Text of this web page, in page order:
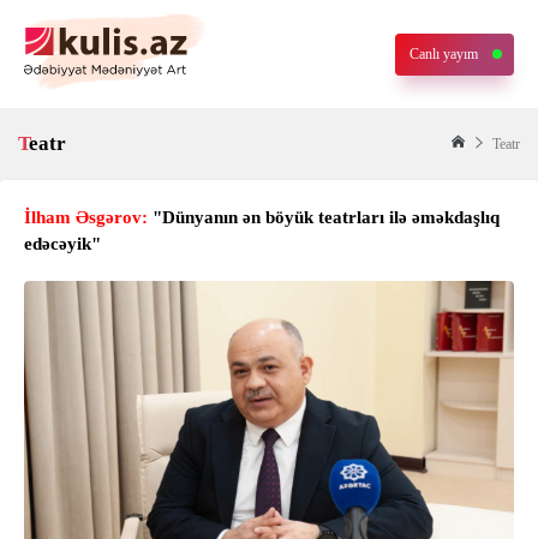
Canlı yayım
Teatr Teatr
İlham Əsgərov: "Dünyanın ən böyük teatrları ilə əməkdaşlıq
edəcəyik"